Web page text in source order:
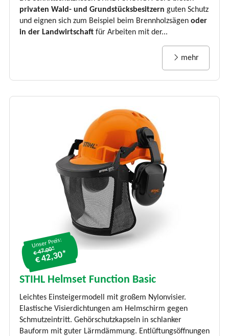
privaten Wald- und Grundstücksbesitzern guten Schutz
und eignen sich zum Beispiel beim Brennholzsägen oder
in der Landwirtschaft für Arbeiten mit der...
mehr
Unser Preis:
€ 47.00*
€ 42,30*
STIHL Helmset Function Basic
Leichtes Einsteigermodell mit großem Nylonvisier.
Elastische Visierdichtungen am Helmschirm gegen
Schmutzeintritt. Gehörschutzkapseln in schlanker
Bauform mit guter Lärmdämmung. Entlüftungsöffnungen